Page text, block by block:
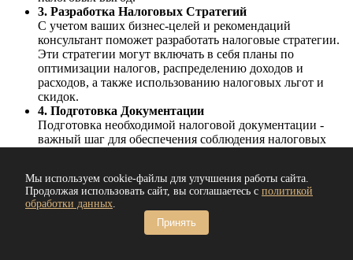
3. Разработка Налоговых Стратегий
С учетом ваших бизнес-целей и рекомендаций
консультант поможет разработать налоговые стратегии.
Эти стратегии могут включать в себя планы по
оптимизации налогов, распределению доходов и
расходов, а также использованию налоговых льгот и
скидок.
4. Подготовка Документации
Подготовка необходимой налоговой документации -
важный шаг для обеспечения соблюдения налоговых
требуются органам налоговой службы.
5. Мониторинг и Адаптация
Наши услуги не заканчиваются после разработки
стратегий и подготовки документов. Консультант будет
следить за изменениями в налоговом законодательстве и
Мы используем cookie-файлы для улучшения работы сайта.
Продолжая использовать сайт, вы соглашаетесь с политикой
обработки данных.
Принять